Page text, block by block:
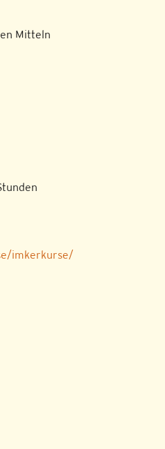
Mitteln
imkerkurse/